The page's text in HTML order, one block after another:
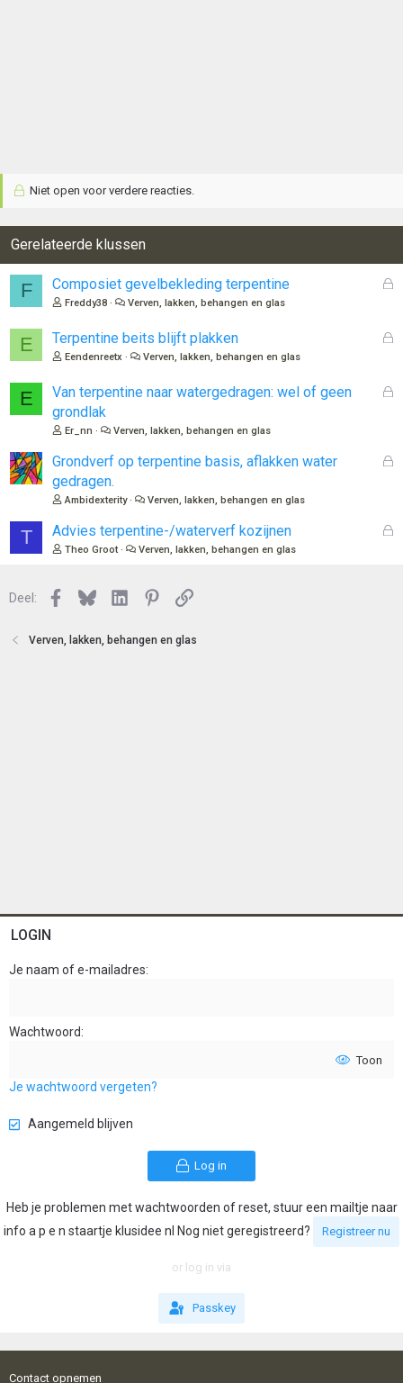
Niet open voor verdere reacties.
Gerelateerde klussen
F
G
n
Composiet gevelbekleding terpentine
Freddy38 Verven, lakken, behangen en glas
E
G
Terpentine beits blijft plakken
Eendenreetx Verven, lakken, behangen en glas
E
G
o
Van terpentine naar watergedragen: wel of geen
grondlak
Er_nn Verven, lakken, behangen en glas
G
o
Grondverf op terpentine basis, aflakken water
gedragen.
Ambidexterity Verven, lakken, behangen en glas
T
G
Advies terpentine-/waterverf kozijnen
Theo Groot Verven, lakken, behangen en glas
Deel: Facebook
BlueskyLinkedInPinterest
Link
Verven, lakken, behangen en glas
LOGIN
Je naam of e-mailadres
Wachtwoord
Toon
Je wachtwoord vergeten?
Aangemeld blijven
Log in
Heb je problemen met wachtwoorden of reset, stuur een mailtje naar
info a p e n staartje klusidee nl Nog niet geregistreerd?
Registreer nu
or log in via
Passkey
Contact opnemen